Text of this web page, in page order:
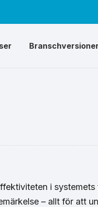
Branschversioner
i
– allt för att